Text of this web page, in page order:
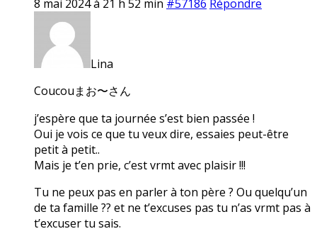
8 mai 2024 à 21 h 52 min #57186 Répondre
Lina
Coucouまお〜さん
j’espère que ta journée s’est bien passée !
Oui je vois ce que tu veux dire, essaies peut-être
petit à petit..
Mais je t’en prie, c’est vrmt avec plaisir !!!
Tu ne peux pas en parler à ton père ? Ou quelqu’un
de ta famille ?? et ne t’excuses pas tu n’as vrmt pas à
t’excuser tu sais.